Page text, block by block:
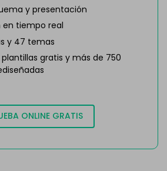
y presentación
en tiempo real
y 47 temas
gratis y más de 750
ONLINE GRATIS